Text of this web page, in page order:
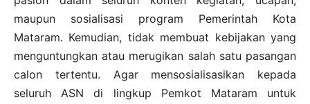
maupun sosialisasi program Pemerintah Kota
Mataram. Kemudian, tidak membuat kebijakan yang
menguntungkan atau merugikan salah satu pasangan
calon tertentu. Agar mensosialisasikan kepada
seluruh ASN di lingkup Pemkot Mataram untuk